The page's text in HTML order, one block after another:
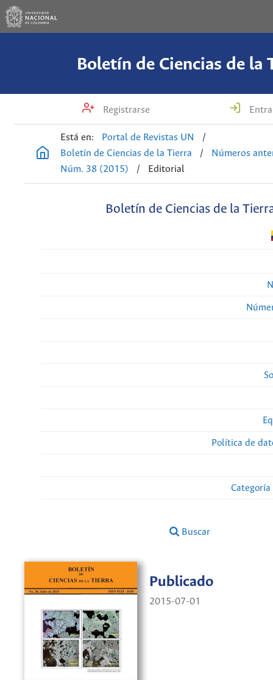
Boletín de Ciencias de la
Registrarse
Está en: Portal de Revistas UN
/
Boletín de Ciencias de la Tierra
/
Números
Núm. 38 (2015)
/ Editorial
Boletín de Ciencias de la
Política de
Buscar
Publicado
2015-07-01